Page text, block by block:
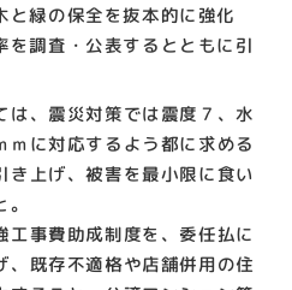
緑の保全を抜本的に強化
を調査・公表するとともに引
は、震災対策では震度７、水
ｍに対応するよう都に求める
き上げ、被害を最小限に食い
事費助成制度を、委任払に
、既存不適格や店舗併用の住